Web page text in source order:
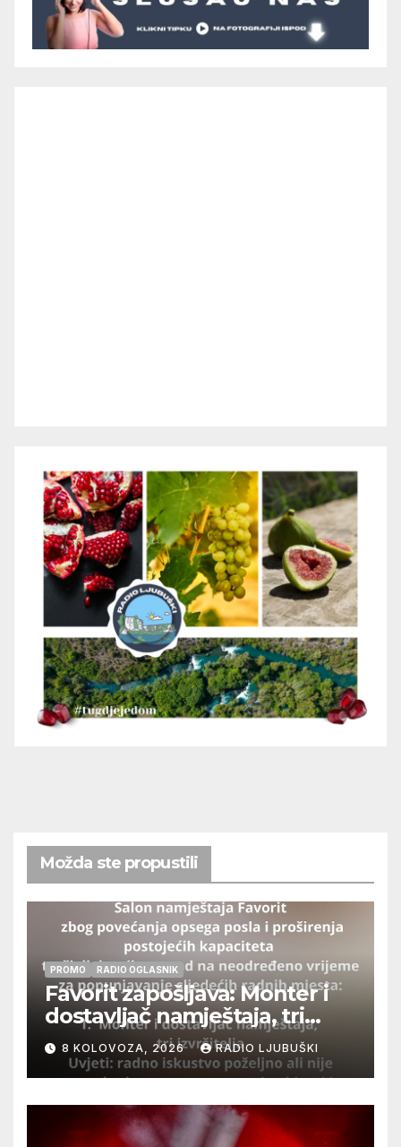
Možda ste propustili
PROMO RADIO OGLASNIK
Favorit zapošljava: Monter i
dostavljač namještaja, tri
izvršitelja
8 KOLOVOZA, 2026 RADIO LJUBUŠKI